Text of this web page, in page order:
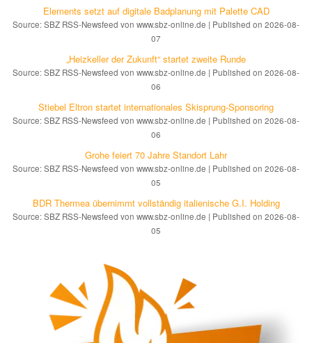
Elements setzt auf di­gi­ta­le Bad­pla­nung mit Palette CAD
Source: SBZ RSS-Newsfeed von www.sbz-online.de
Published on 2026-08-
07
„Heizkeller der Zu­kunft“ star­tet zwei­te Run­de
Source: SBZ RSS-Newsfeed von www.sbz-online.de
Published on 2026-08-
06
Stiebel Eltron startet internatio­nales Ski­sprung-Spon­soring
Source: SBZ RSS-Newsfeed von www.sbz-online.de
Published on 2026-08-
06
Grohe feiert 70 Jahre Standort Lahr
Source: SBZ RSS-Newsfeed von www.sbz-online.de
Published on 2026-08-
05
BDR Thermea übernimmt vollständig italienische G.I. Holding
Source: SBZ RSS-Newsfeed von www.sbz-online.de
Published on 2026-08-
05